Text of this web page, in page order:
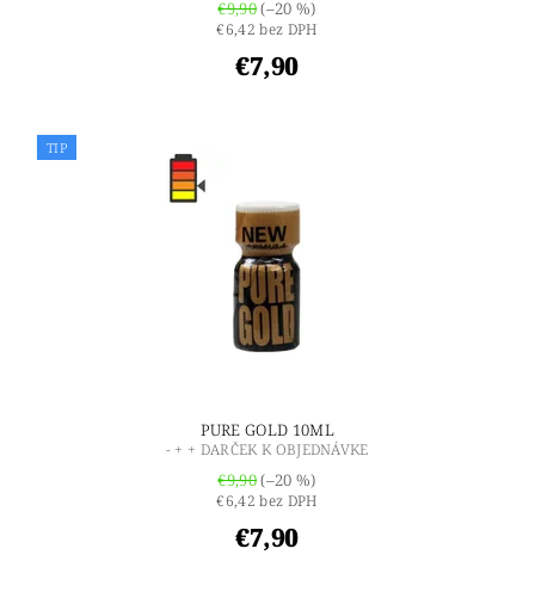
€9,90(–20 %)
€6,42 bez DPH
€7,90
TIP
PURE GOLD 10ML
- + + DARČEK K OBJEDNÁVKE
€9,90(–20 %)
€6,42 bez DPH
€7,90